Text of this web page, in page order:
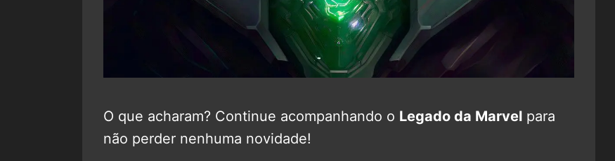
O que acharam? Continue acompanhando o Legado da Marvel para
não perder nenhuma novidade!